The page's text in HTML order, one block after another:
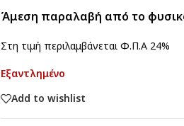
Άμεση παραλαβή από το
Στη τιμή περιλαμβάνεται Φ.Π.Α 24%
Εξαντλημένο
Add to wishlist